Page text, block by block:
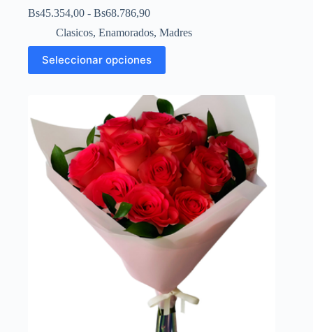
Bs45.354,00 - Bs68.786,90
Clasicos, Enamorados, Madres
Seleccionar opciones